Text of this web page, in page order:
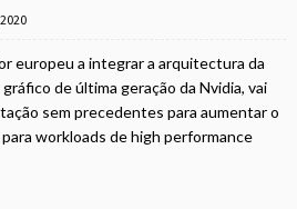
europeu a integrar a arquitectura da
de última geração da Nvidia, vai
sem precedentes para aumentar o
workloads de high performance